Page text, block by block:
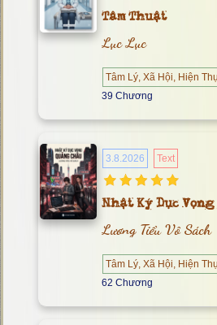
Tâm Thuật
Lục Lục
Tâm Lý, Xã Hội, Hiện
39 Chương
3.8.2026 Text
Nhật Ký Dục
Lương Tiểu Vô Sách
Tâm Lý, Xã Hội, Hiện
62 Chương